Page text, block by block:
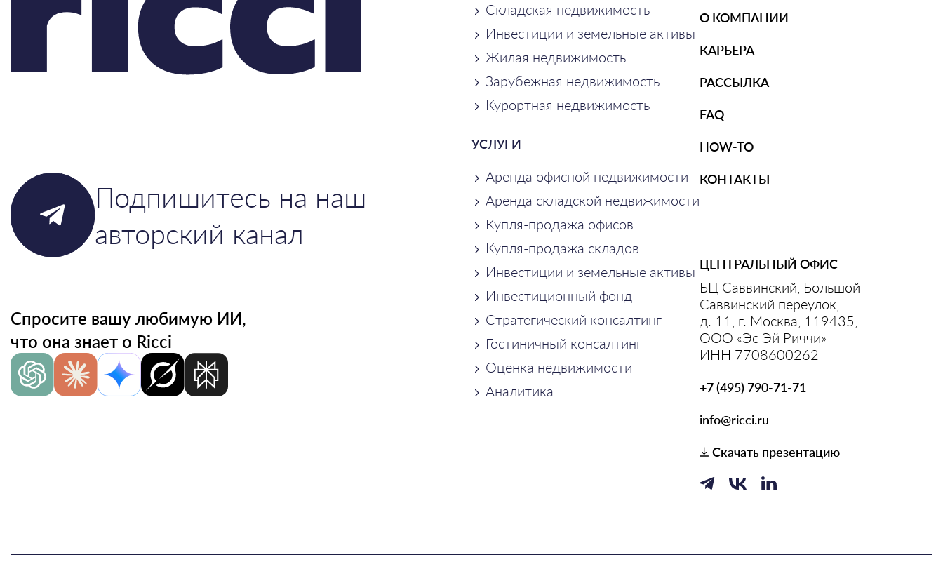
Подпишитесь на наш
авторский канал
Спросите вашу любимую ИИ,
что она знает о Ricci
Складская недвижимость
Инвестиции и земельные активы
Жилая недвижимость
Зарубежная недвижимость
Курортная недвижимость
УСЛУГИ
Аренда офисной недвижимости
Аренда складской недвижимости
Купля-продажа офисов
Купля-продажа складов
Инвестиции и земельные активы
Инвестиционный фонд
Стратегический консалтинг
Гостиничный консалтинг
Оценка недвижимости
Аналитика
О КОМПАНИИ
КАРЬЕРА
РАССЫЛКА
FAQ
HOW-TO
КОНТАКТЫ
ЦЕНТРАЛЬНЫЙ ОФИС
БЦ Саввинский, Большой
Саввинский переулок,
д. 11, г. Москва, 119435,
ООО «Эс Эй Риччи»
ИНН 7708600262
+7 (495) 790-71-71
info@ricci.ru
Скачать презентацию